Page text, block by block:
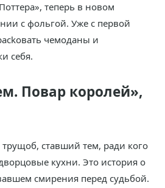
теперь в новом
с фольгой. Уже с первой
чемоданы и
себя.
Повар королей»,
ставший тем, ради кого
кухни. Это история о
смирения перед судьбой.